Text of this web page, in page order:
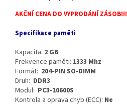
AKČNÍ CENA DO VYPRODÁNÍ ZÁSOB!!!
Specifikace paměti
Kapacita: 2 GB
Frekvence paměti: 1333 Mhz
Formát: 204-PIN SO-DIMM
Druh: DDR3
Modul: PC3-10600S
Kontrola a oprava chyb (ECC): Ne